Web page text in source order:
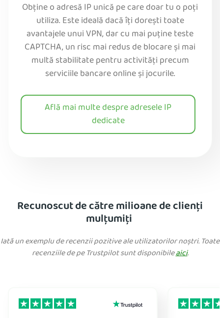
Obține o adresă IP unică pe care doar tu o poți
utiliza. Este ideală dacă îți dorești toate
avantajele unui VPN, dar cu mai puține teste
CAPTCHA, un risc mai redus de blocare și mai
multă stabilitate pentru activități precum
serviciile bancare online și jocurile.
Află mai multe despre adresele IP
dedicate
Recunoscut de către milioane de clienți
mulțumiți
Iată un exemplu de recenzii pozitive ale utilizatorilor noștri. Toate
recenziile de pe Trustpilot sunt disponibileaici.